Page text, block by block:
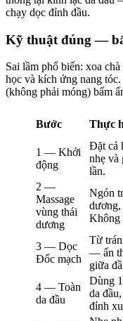
chạy dọc đỉnh đầu.
Kỹ thuật đúng —
Sai lầm phổ biến: xoa
học và kích ứng nang
(không phải móng) bấm
Bước Thực
1 — Khởi
động
Đặt cả
nhẹ và
lần.
2 —
Massage
vùng thái
dương
Ngón
dương,
Không
3 — Dọc
Đốc mạch
Từ
— ấn
giữa
4 — Toàn
da đầu
Dùng
da
đỉnh